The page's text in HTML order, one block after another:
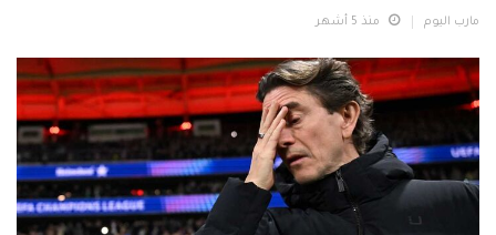
مارب اليوم منذ 5 أشهر